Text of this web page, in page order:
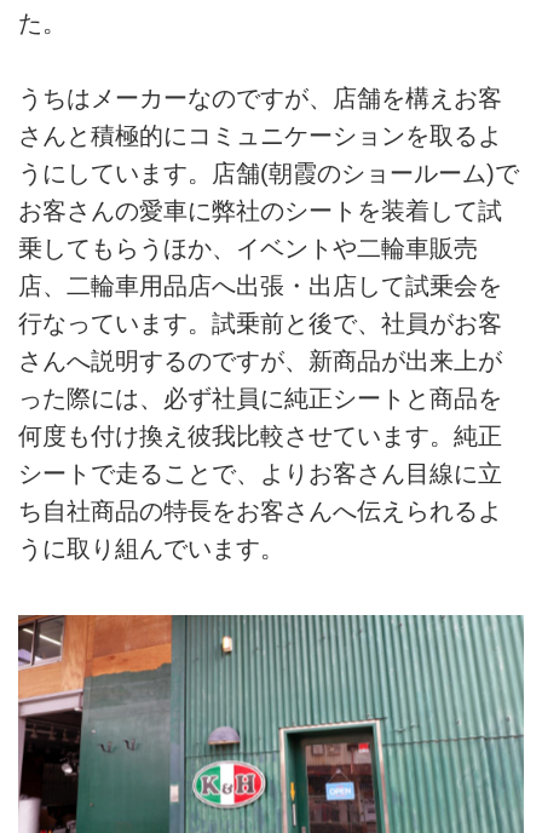
た。
うちはメーカーなのですが、店舗を構えお客
さんと積極的にコミュニケーションを取るよ
うにしています。店舗(朝霞のショールーム)で
お客さんの愛車に弊社のシートを装着して試
乗してもらうほか、イベントや二輪車販売
店、二輪車用品店へ出張・出店して試乗会を
行なっています。試乗前と後で、社員がお客
さんへ説明するのですが、新商品が出来上が
った際には、必ず社員に純正シートと商品を
何度も付け換え彼我比較させています。純正
シートで走ることで、よりお客さん目線に立
ち自社商品の特長をお客さんへ伝えられるよ
うに取り組んでいます。